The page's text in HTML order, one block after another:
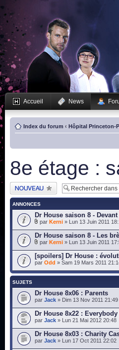
Accueil News
Index du forum ‹ Hôpital Princeton-
8e étage :
Publier un nouveau
sujet
ANNONCES
Dr House saison 8 -
par Kerni » Lun 13 Juin 2011
Dr House saison 8 - Les
par Kerni » Lun 13 Juin 2011
[spoilers] Dr House :
par Odd » Sam 19 Mars 2011
SUJETS
Dr House 8x06 : Parents
par Jack » Dim 13 Nov 2011 21:49
Dr House 8x22 : Everybody
par Jack » Lun 21 Mai 2012 20:48
Dr House 8x03 : Charity
par Jack » Lun 17 Oct 2011 22:02